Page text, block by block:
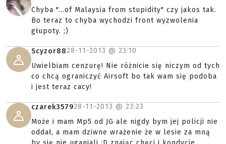
Chyba "...of Malaysia from stupidity" czy jakos tak.
Bo teraz to chyba wychodzi front wyzwolenia
głupoty. ;)
Scyzor8828-11-2013 @ 23:10
Uwielbiam cenzurę! Nie różnicie się niczym od tych
co chcą ograniczyć Airsoft bo tak wam się podoba
i jest teraz cacy!
czarek357928-11-2013 @ 23:23
Może i mam Mp5 od JG ale nigdy bym jej policji nie
oddał, a mam dziwne wrażenie że w lesie za mną